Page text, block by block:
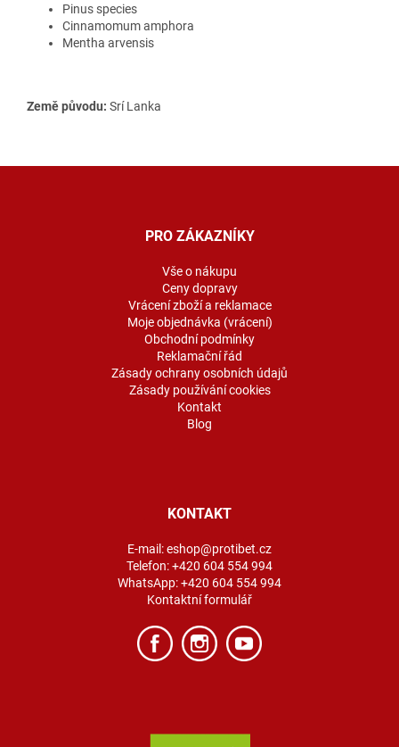
Pinus species
Cinnamomum amphora
Mentha arvensis
Země původu: Srí Lanka
PRO ZÁKAZNÍKY
Vše o nákupu
Ceny dopravy
Vrácení zboží a reklamace
Moje objednávka (vrácení)
Obchodní podmínky
Reklamační řád
Zásady ochrany osobních údajů
Zásady používání cookies
Kontakt
Blog
KONTAKT
E-mail:eshop@protibet.cz
Telefon:+420 604 554 994
WhatsApp:+420 604 554 994
Kontaktní formulář